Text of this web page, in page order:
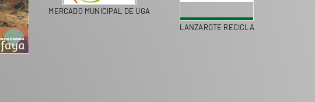
MERCADO MUNICIPAL DE UGA
LANZAROTE RECICLA